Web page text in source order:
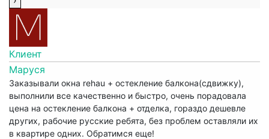
Клиент
Маруся
Заказывали окна rehau + остекление балкона(сдвижку),
выполнили все качественно и быстро, очень порадовала
цена на остекление балкона + отделка, гораздо дешевле
других, рабочие русские ребята, без проблем оставляли их
в квартире одних. Обратимся еще!